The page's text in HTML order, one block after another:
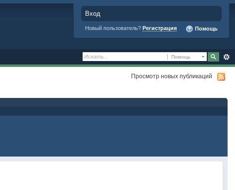
Вход
Новый пользователь? Регистрация Помощь
Помощь
Просмотр новых публикаций